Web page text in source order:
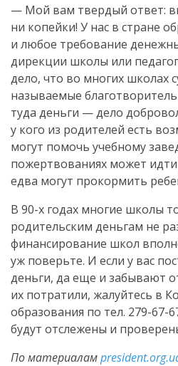
— Мой вам твердый ответ:
ни копейки! У нас в стране
и любое требование
дирекции школы или
дело, что во многих школах
называемые
туда деньги — дело
у кого из родителей есть
могут помочь учебному
пожертвованиях может
едва могут прокормить
В 90-х годах многие школы
родительским деньгам не
финансирование школ
уж поверьте. И если у вас
деньги, да еще и забывают
их потратили, жалуйтесь в
образования по тел. 279-67-
будут отслежены и
По материалам